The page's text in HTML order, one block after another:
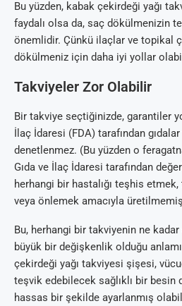
Bu yüzden, kabak çekirdeği yağı
faydalı olsa da, saç dökülmenizin
önemlidir. Çünkü ilaçlar ve topikal
dökülmeniz için daha iyi yollar
Takviyeler Zor Olabilir
Bir takviye seçtiğinizde, garantiler
İlaç İdaresi (FDA) tarafından
denetlenmez. (Bu yüzden o
Gıda ve İlaç İdaresi tarafından
herhangi bir hastalığı teşhis
veya önlemek amacıyla
Bu, herhangi bir takviyenin ne
büyük bir değişkenlik olduğu
çekirdeği yağı takviyesi şişesi,
teşvik edebilecek sağlıklı bir besin
hassas bir şekilde ayarlanmış